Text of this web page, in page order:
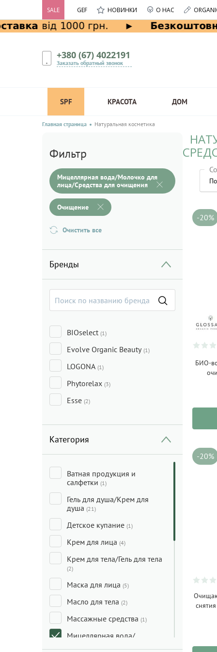
SALE GEF НОВИНКИ О НАС
+380 (67) 4022191
Заказать обратный звонок
SPF КРАСОТА ДОМ
Главная страница Натуральная косметика
Фильтр
Мицеллярная вода/Молочко для
лица/Средства для очищения
Очищение
Очистить все
Бренды
BIOselect (1)
Evolve Organic Beauty (1)
LOGONA (1)
Phytorelax (3)
Esse (2)
Категория
Ватная продукция и
салфетки (1)
Гель для душа/Крем для
душа (21)
Детское купание (1)
Крем для лица (4)
Крем для тела/Гель для тела
(2)
Маска для лица (5)
Масло для тела (2)
Массажные средства (1)
Мицеллярная вода/
-20%
БИО-
-20%